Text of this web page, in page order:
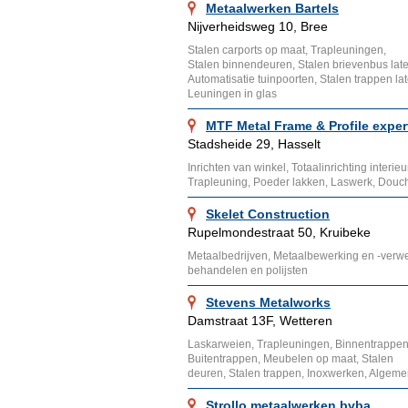
Metaalwerken Bartels
Nijverheidsweg 10, Bree
Stalen carports op maat, Trapleuningen,
Stalen binnendeuren, Stalen brievenbus
Automatisatie tuinpoorten, Stalen trappen
Leuningen in glas
MTF Metal Frame & Profile
Stadsheide 29, Hasselt
Inrichten van winkel, Totaalinrichting
Trapleuning, Poeder lakken, Laswerk,
Skelet Construction
Rupelmondestraat 50, Kruibeke
Metaalbedrijven, Metaalbewerking en -
behandelen en polijsten
Stevens Metalworks
Damstraat 13F, Wetteren
Laskarweien, Trapleuningen,
Buitentrappen, Meubelen op maat, Stalen
deuren, Stalen trappen, Inoxwerken,